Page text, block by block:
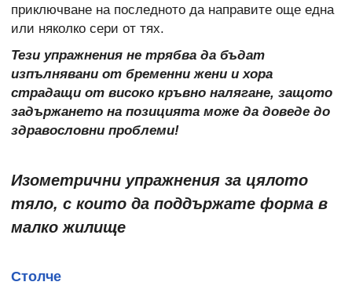
приключване на последното да направите още една
или няколко сери от тях.
Тези упражнения не трябва да бъдат
изпълнявани от бременни жени и хора
страдащи от високо кръвно налягане, защото
задържането на позицията може да доведе до
здравословни проблеми!
Изометрични упражнения за цялото
тяло, с които да поддържате форма в
малко жилище
Столче